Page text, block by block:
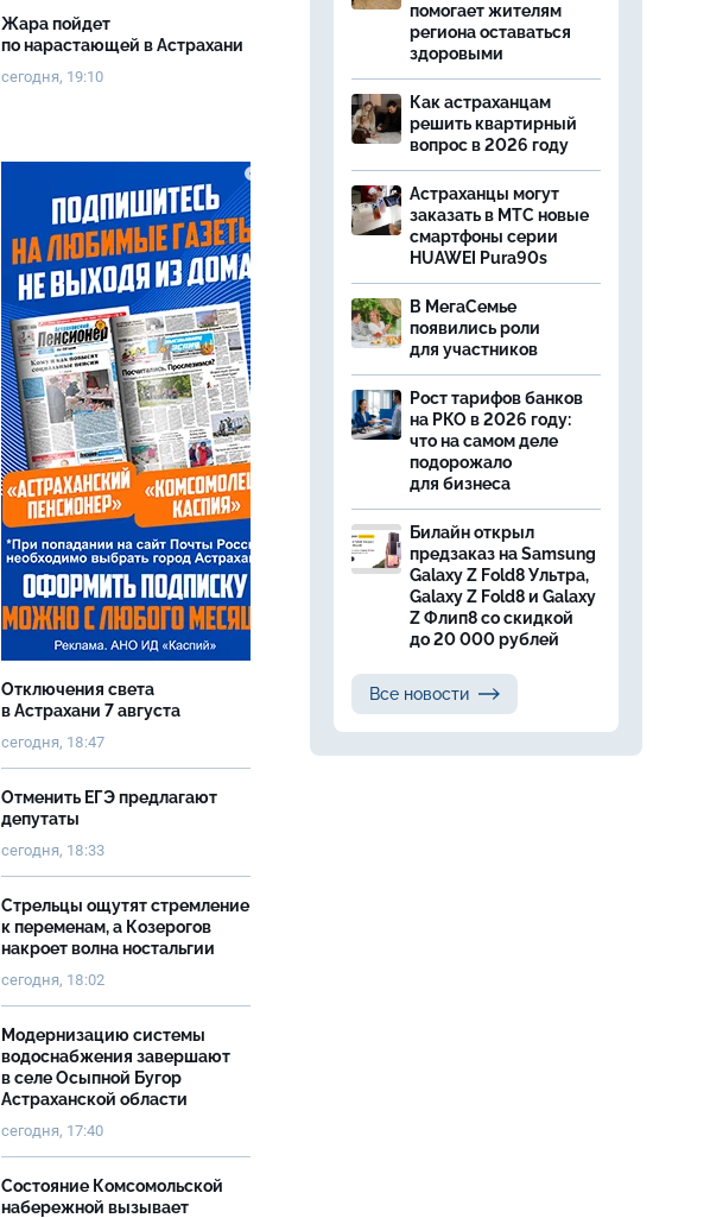
Жара пойдет
по нарастающей в Астрахани
сегодня, 19:10
Отключения света
в Астрахани 7 августа
сегодня, 18:47
Отменить ЕГЭ предлагают
депутаты
сегодня, 18:33
Стрельцы ощутят стремление
к переменам, а Козерогов
накроет волна ностальгии
сегодня, 18:02
Модернизацию системы
водоснабжения завершают
в селе Осыпной Бугор
Астраханской области
сегодня, 17:40
Состояние Комсомольской
набережной вызывает
помогает жителям
региона оставаться
здоровыми
Как астраханцам
решить квартирный
вопрос в 2026 году
Астраханцы могут
заказать в МТС новые
смартфоны серии
HUAWEI Pura90s
В МегаСемье
появились роли
для участников
Рост тарифов банков
на РКО в 2026 году:
что на самом деле
подорожало
для бизнеса
Билайн открыл
предзаказ на Samsung
Galaxy Z Fold8 Ультра,
Galaxy Z Fold8 и Galaxy
Z Флип8 со скидкой
до 20 000 рублей
Все новости